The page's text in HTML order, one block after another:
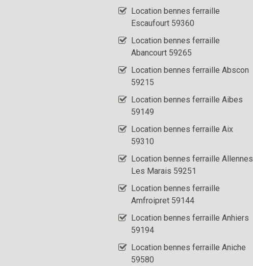
Location bennes ferraille
Escaufourt 59360
Location bennes ferraille
Abancourt 59265
Location bennes ferraille Abscon
59215
Location bennes ferraille Aibes
59149
Location bennes ferraille Aix
59310
Location bennes ferraille Allennes
Les Marais 59251
Location bennes ferraille
Amfroipret 59144
Location bennes ferraille Anhiers
59194
Location bennes ferraille Aniche
59580